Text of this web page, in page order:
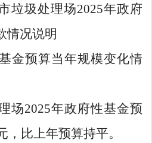
垃圾处理场2025年政府
情况说明
金预算当年规模变化情
场2025年政府性基金预
，比上年预算持平。